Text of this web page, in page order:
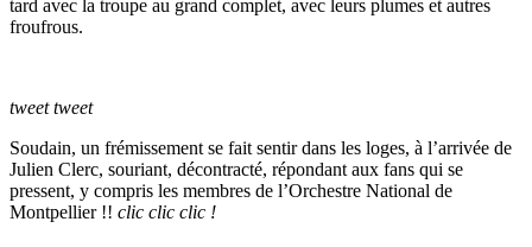
tard avec la troupe au grand complet, avec leurs plumes et autres
froufrous.
tweet tweet
Soudain, un frémissement se fait sentir dans les loges, à l’arrivée de
Julien Clerc, souriant, décontracté, répondant aux fans qui se
pressent, y compris les membres de l’Orchestre National de
Montpellier !! clic clic clic !